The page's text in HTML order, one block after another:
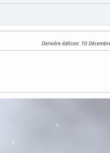
Dernière édition: 10